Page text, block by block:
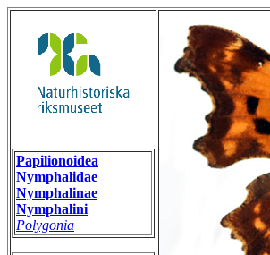
Papilionoidea
Nymphalidae
Nymphalinae
Nymphalini
Polygonia